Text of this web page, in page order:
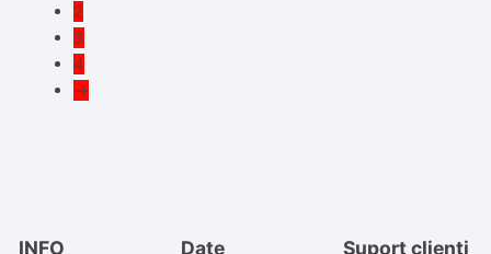
2
3
4
→
INFO
Date
Suport clienti